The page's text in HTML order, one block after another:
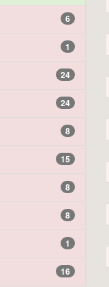
6
1
24
24
8
15
8
8
1
16